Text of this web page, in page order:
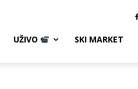
UŽIVO SKI MARKET